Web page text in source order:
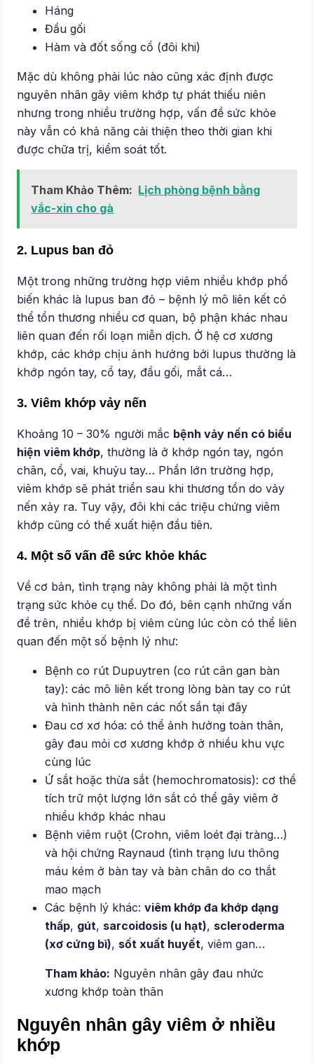
Háng
Đầu gối
Hàm và đốt sống cổ (đôi khi)
Mặc dù không phải lúc nào cũng xác định được
nguyên nhân gây viêm khớp tự phát thiếu niên
nhưng trong nhiều trường hợp, vấn đề sức khỏe
này vẫn có khả năng cải thiện theo thời gian khi
được chữa trị, kiểm soát tốt.
Tham Khảo Thêm: Lịch phòng bệnh bằng
vắc-xin cho gà
2. Lupus ban đỏ
Một trong những trường hợp viêm nhiều khớp phổ
biến khác là lupus ban đỏ – bệnh lý mô liên kết có
thể tổn thương nhiều cơ quan, bộ phận khác nhau
liên quan đến rối loạn miễn dịch. Ở hệ cơ xương
khớp, các khớp chịu ảnh hưởng bởi lupus thường là
khớp ngón tay, cổ tay, đầu gối, mắt cá…
3. Viêm khớp vảy nến
Khoảng 10 – 30% người mắc bệnh vảy nến có biểu
hiện viêm khớp, thường là ở khớp ngón tay, ngón
chân, cổ, vai, khuỷu tay… Phần lớn trường hợp,
viêm khớp sẽ phát triển sau khi thương tổn do vảy
nến xảy ra. Tuy vậy, đôi khi các triệu chứng viêm
khớp cũng có thể xuất hiện đầu tiên.
4. Một số vấn đề sức khỏe khác
Về cơ bản, tình trạng này không phải là một tình
trạng sức khỏe cụ thể. Do đó, bên cạnh những vấn
đề trên, nhiều khớp bị viêm cùng lúc còn có thể liên
quan đến một số bệnh lý như:
Bệnh co rút Dupuytren (co rút cân gan bàn
tay): các mô liên kết trong lòng bàn tay co rút
và hình thành nên các nốt sần tại đây
Đau cơ xơ hóa: có thể ảnh hưởng toàn thân,
gây đau mỏi cơ xương khớp ở nhiều khu vực
cùng lúc
Ứ sắt hoặc thừa sắt (hemochromatosis): cơ thể
tích trữ một lượng lớn sắt có thể gây viêm ở
nhiều khớp khác nhau
Bệnh viêm ruột (Crohn, viêm loét đại tràng…)
và hội chứng Raynaud (tình trạng lưu thông
máu kém ở bàn tay và bàn chân do co thắt
mao mạch
Các bệnh lý khác:viêm khớp đa khớp dạng
thấp, gút, sarcoidosis (u hạt), scleroderma
(xơ cứng bì), sốt xuất huyết, viêm gan…
Tham khảo: Nguyên nhân gây đau nhức
xương khớp toàn thân
Nguyên nhân gây viêm ở nhiều
khớp